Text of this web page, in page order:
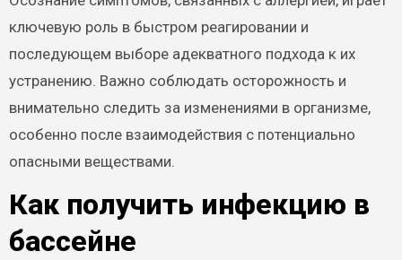
ключевую роль в быстром реагировании и
последующем выборе адекватного подхода к их
устранению. Важно соблюдать осторожность и
внимательно следить за изменениями в организме,
особенно после взаимодействия с потенциально
опасными веществами.
Как получить инфекцию в
бассейне